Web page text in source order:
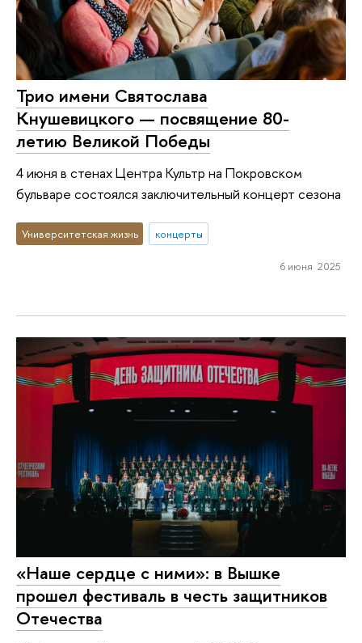
Трио имени Святослава
Кнушевицкого — посвящение 80-
летию Великой Победы
4 июня в стенах Центра Культр на Покровском
бульваре состоялся заключительный концерт сезона
Университетская жизнь концерты
6 июня 2025
«Наше сердце с ними»: в Вышке
прошел фестиваль в честь защитников
Отечества